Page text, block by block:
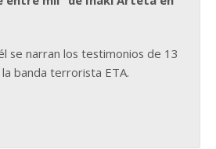
se narran los testimonios de 13
banda terrorista ETA.